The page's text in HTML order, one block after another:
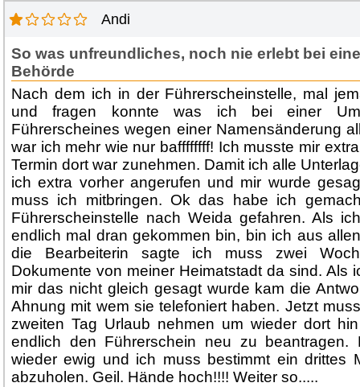
Andi
So was unfreundliches, noch nie erlebt bei
Behörde
Nach dem ich in der Führerscheinstelle, mal
und fragen konnte was ich bei einer
Führerscheines wegen einer Namensänderung
war ich mehr wie nur baffffffff! Ich musste mir
Termin dort war zunehmen. Damit ich alle
ich extra vorher angerufen und mir wurde
muss ich mitbringen. Ok das habe ich
Führerscheinstelle nach Weida gefahren. Als
endlich mal dran gekommen bin, bin ich aus
die Bearbeiterin sagte ich muss zwei
Dokumente von meiner Heimatstadt da sind. Als
mir das nicht gleich gesagt wurde kam die
Ahnung mit wem sie telefoniert haben. Jetzt
zweiten Tag Urlaub nehmen um wieder dort
endlich den Führerschein neu zu
wieder ewig und ich muss bestimmt ein drittes
abzuholen. Geil. Hände hoch!!!! Weiter so.....